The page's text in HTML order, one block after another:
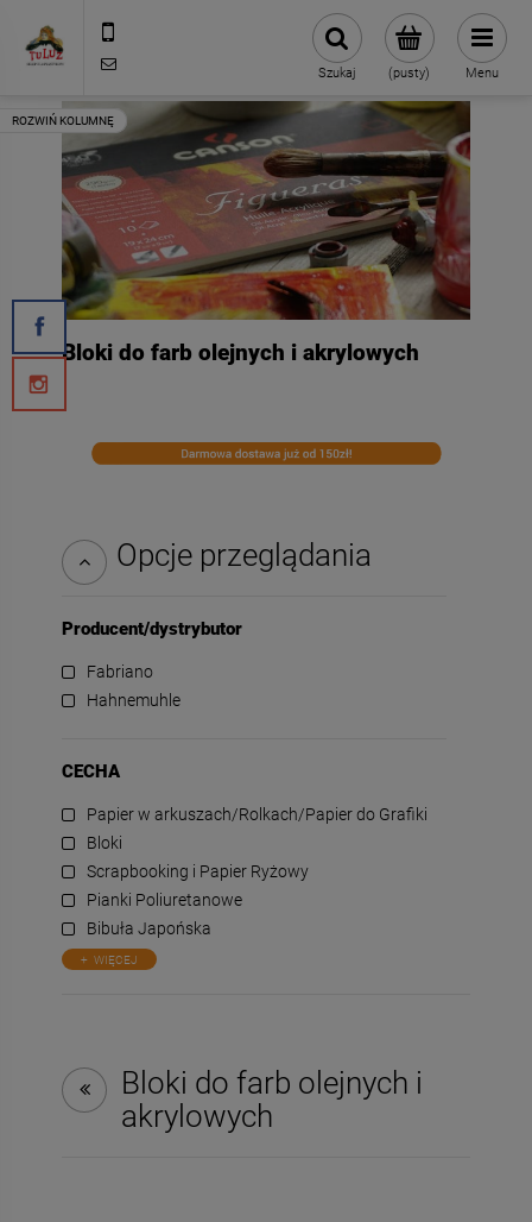
(pusty)
Szukaj Menu
Bloki do farb olejnych i akrylowych
Opcje przeglądania
Producent/dystrybutor
Fabriano
Hahnemuhle
CECHA
Papier w arkuszach/Rolkach/Papier do Grafiki
Bloki
Scrapbooking i Papier Ryżowy
Pianki Poliuretanowe
Bibuła Japońska
WIĘCEJ
Bloki do farb olejnych i
akrylowych